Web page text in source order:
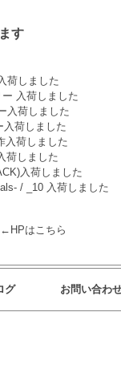
す
荷しました
入荷しました
入荷しました
荷しました
入荷しました
荷しました
入荷しました
/ _10 入荷しました
←HPはこちら
グ お問い合わ